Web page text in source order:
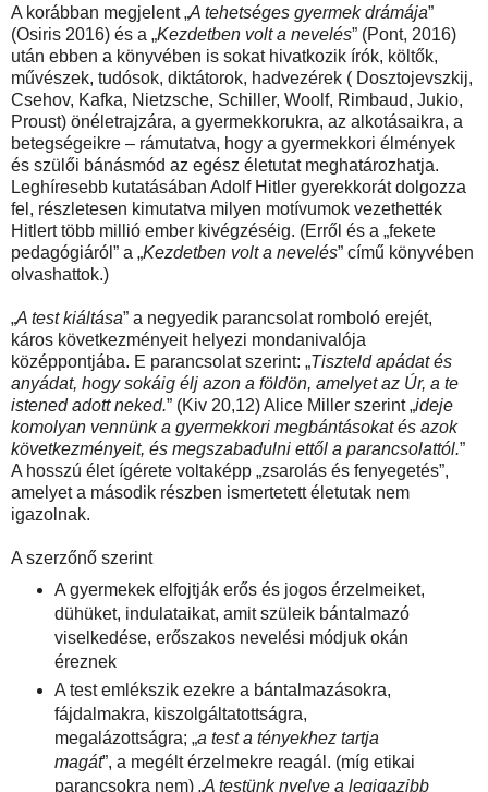
A korábban megjelent „A tehetséges gyermek drámája”
(Osiris 2016) és a „Kezdetben volt a nevelés” (Pont, 2016)
után ebben a könyvében is sokat hivatkozik írók, költők,
művészek, tudósok, diktátorok, hadvezérek ( Dosztojevszkij,
Csehov, Kafka, Nietzsche, Schiller, Woolf, Rimbaud, Jukio,
Proust) önéletrajzára, a gyermekkorukra, az alkotásaikra, a
betegségeikre – rámutatva, hogy a gyermekkori élmények
és szülői bánásmód az egész életutat meghatározhatja.
Leghíresebb kutatásában Adolf Hitler gyerekkorát dolgozza
fel, részletesen kimutatva milyen motívumok vezethették
Hitlert több millió ember kivégzéséig. (Erről és a „fekete
pedagógiáról” a „Kezdetben volt a nevelés” című könyvében
olvashattok.)
„A test kiáltása” a negyedik parancsolat romboló erejét,
káros következményeit helyezi mondanivalója
középpontjába. E parancsolat szerint: „Tiszteld apádat és
anyádat, hogy sokáig élj azon a földön, amelyet az Úr, a te
istened adott neked.” (Kiv 20,12) Alice Miller szerint „ideje
komolyan vennünk a gyermekkori megbántásokat és azok
következményeit, és megszabadulni ettől a parancsolattól.”
A hosszú élet ígérete voltaképp „zsarolás és fenyegetés”,
amelyet a második részben ismertetett életutak nem
igazolnak.
A szerzőnő szerint
A gyermekek elfojtják erős és jogos érzelmeiket,
dühüket, indulataikat, amit szüleik bántalmazó
viselkedése, erőszakos nevelési módjuk okán
éreznek
A test emlékszik ezekre a bántalmazásokra,
fájdalmakra, kiszolgáltatottságra,
megalázottságra; „a test a tényekhez tartja
magát”, a megélt érzelmekre reagál. (míg etikai
parancsokra nem) „A testünk nyelve a legigazibb